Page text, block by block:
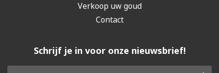
Verkoop uw goud
Contact
Schrijf je in voor onze nieuwsbrief!